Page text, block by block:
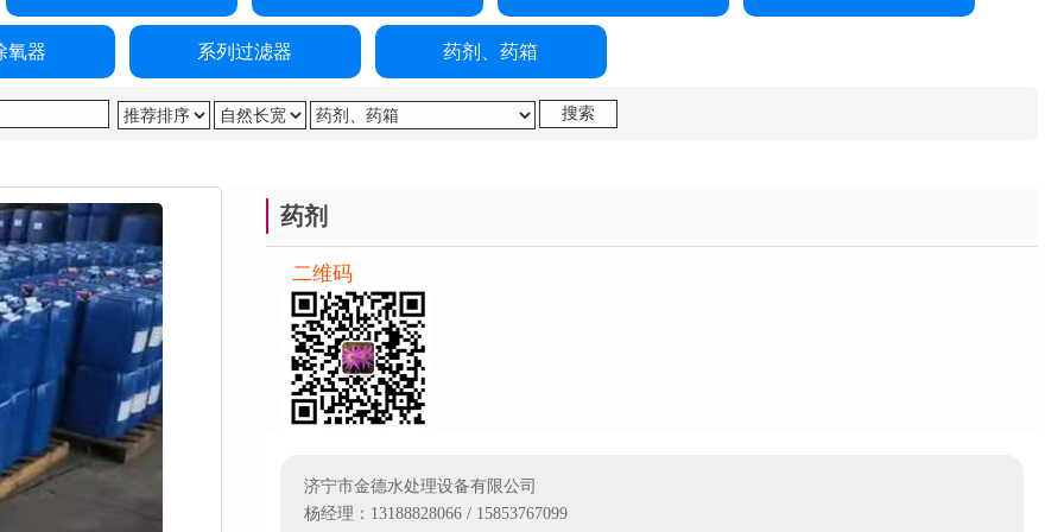
氧器 系列过滤器 药剂、药箱
药剂
二维码
济宁市金德水处理设备有限公司
杨经理：13188828066 / 15853767099